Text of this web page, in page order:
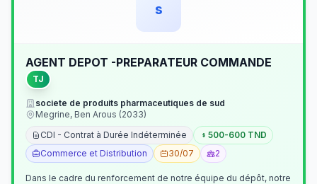
s
AGENT DEPOT -PREPARATEUR COMMANDE
TJ
societe de produits pharmaceutiques de sud
Megrine, Ben Arous (2033)
CDI - Contrat à Durée Indéterminée
500-600 TND
Commerce et Distribution
30/07 2
Dans le cadre du renforcement de notre équipe du dépôt, notre